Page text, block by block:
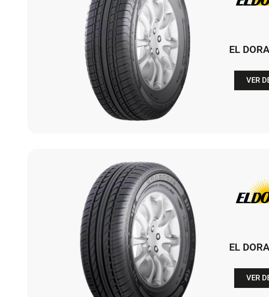
EL
VER
EL
VER